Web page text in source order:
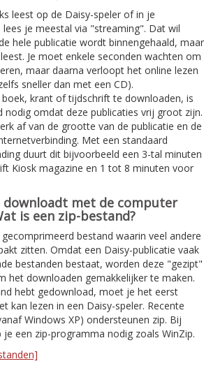
leest op de Daisy-speler of in je
je meestal via "streaming". Dat wil
hele publicatie wordt binnengehaald, maar
Je moet enkele seconden wachten om
maar daarna verloopt het online lezen
sneller dan met een CD).
krant of tijdschrift te downloaden, is
nodig omdat deze publicaties vrij groot zijn.
af van de grootte van de publicatie en de
Met een standaard
duurt dit bijvoorbeeld een 3-tal minuten
Kiosk magazine en 1 tot 8 minuten voor
downloadt met de computer
is een zip-bestand?
bestand waarin veel andere
zitten. Omdat een Daisy-publicatie vaak
bestanden bestaat, worden deze "gezipt"
het downloaden gemakkelijker te maken.
hebt gedownload, moet je het eerst
kan lezen in een Daisy-speler. Recente
Windows XP) ondersteunen zip. Bij
een zip-programma nodig zoals WinZip.